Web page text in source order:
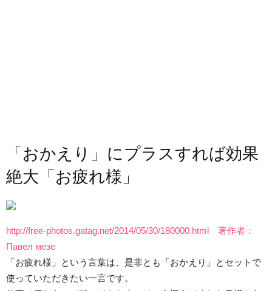
「おかえり」にプラスすれば効果
絶大「お疲れ様」
http://free-photos.gatag.net/2014/05/30/180000.html 著作者：
Павел мезе
「お疲れ様」という言葉は、是非とも「おかえり」とセットで
使っていただきたい一言です。